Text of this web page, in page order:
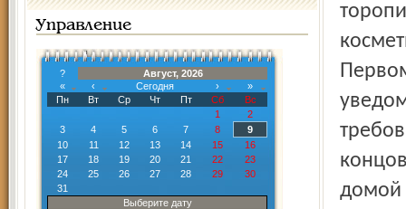
Управление
?
Август, 2026
«
‹ Сегодня ›
»
Пн
Вт Ср Чт Пт Сб
Вс
1
2
3
4 5 6 7 8
9
10
11 12 13 14 15
16
17
18 19 20 21 22
23
24
25 26 27 28 29
30
31
Выберите дату
домой